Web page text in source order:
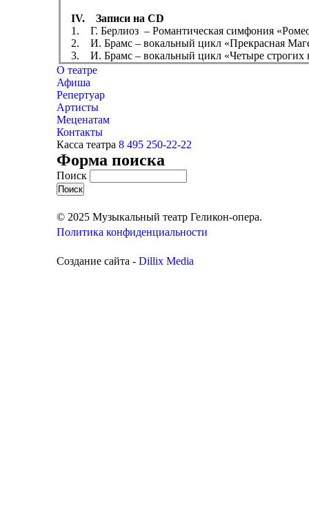
IV. Записи на CD
1. Г. Берлиоз – Романтическая симфония
2. И. Брамс – вокальный цикл «Прекрасная
3. И. Брамс – вокальный цикл «Четыре строгих
О театре
Афиша
Репертуар
Артисты
Меценатам
Контакты
Касса театра 8 495 250-22-22
Форма поиска
Поиск
© 2025 Музыкальный театр Геликон-опера.
Политика конфиденциальности
Создание сайта - Dillix Media